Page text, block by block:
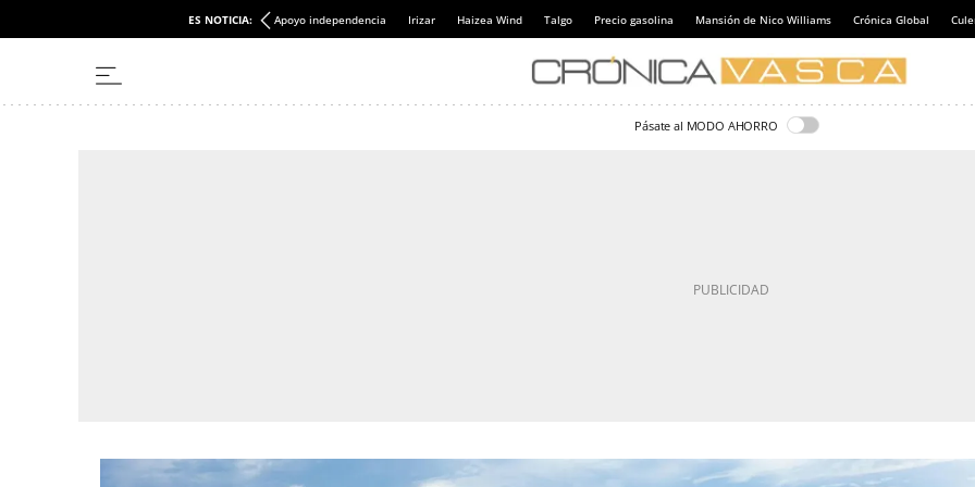
ES NOTICIA: Apoyo independencia Irizar Haizea Wind Talgo Precio gasolina Mansión de Nico Williams Crónica Global
Pásate al MODO AHORRO